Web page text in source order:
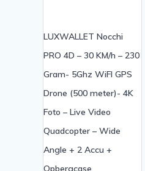
LUXWALLET Nocchi
PRO 4D – 30 KM/h – 230
Gram- 5Ghz WiFI GPS
Drone (500 meter)- 4K
Foto – Live Video
Quadcopter – Wide
Angle + 2 Accu +
Opbergcase